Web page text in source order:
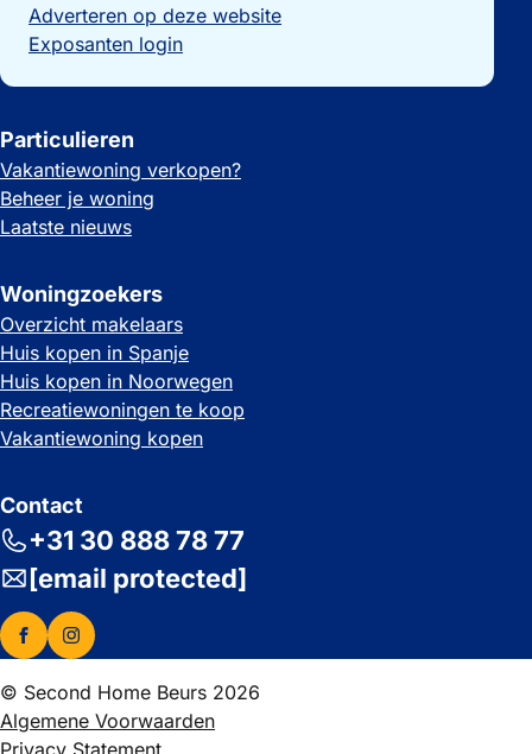
Adverteren op deze website
Exposanten login
Particulieren
Vakantiewoning verkopen?
Beheer je woning
Laatste nieuws
Woningzoekers
Overzicht makelaars
Huis kopen in Spanje
Huis kopen in Noorwegen
Recreatiewoningen te koop
Vakantiewoning kopen
Contact
+31 30 888 78 77
[email protected]
© Second Home Beurs 2026
Algemene Voorwaarden
Privacy Statement